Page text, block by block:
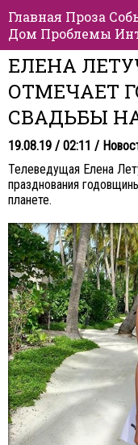
Главная Проза
Дом Проблемы
ЕЛЕНА
ОТМЕЧАЕТ
СВАДЬБЫ
19.08.19 / 02:11 /
Телеведущая Елена
празднования
планете.